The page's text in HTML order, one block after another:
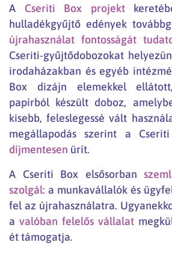
A Cseriti Box projekt
hulladékgyűjtő edények
újrahasználat fontosságát
Cseriti-gyűjtődobozokat
irodaházakban és egyéb
Box dizájn elemekkel
papírból készült doboz,
kisebb, feleslegessé vált
megállapodás szerint a Cseriti
díjmentesen ürít.
A Cseriti Box elsősorban
szolgál: a munkavállalók és
fel az újrahasználatra.
a valóban felelős vállalat
ét támogatja.